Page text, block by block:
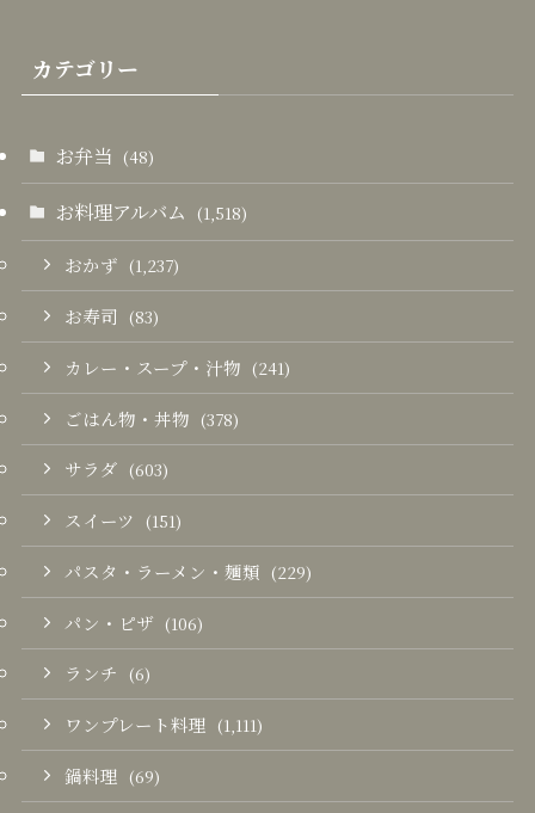
カテゴリー
お弁当 (48)
お料理アルバム (1,518)
おかず (1,237)
お寿司 (83)
カレー・スープ・汁物 (241)
ごはん物・丼物 (378)
サラダ (603)
スイーツ (151)
パスタ・ラーメン・麺類 (229)
パン・ピザ (106)
ランチ (6)
ワンプレート料理 (1,111)
鍋料理 (69)